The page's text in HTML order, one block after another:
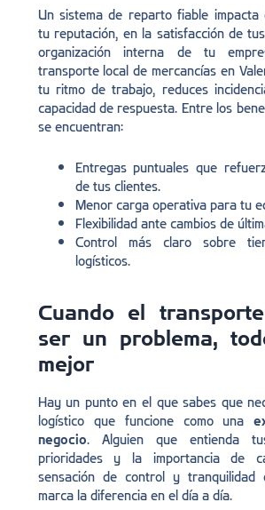
Un sistema de reparto fiable
tu reputación, en la satisfacción de
organización interna de tu
transporte local de mercancías en
tu ritmo de trabajo, reduces
capacidad de respuesta. Entre los
se encuentran:
Entregas puntuales que
de tus clientes.
Menor carga operativa para tu
Flexibilidad ante cambios de
Control más claro sobre
logísticos.
Cuando el
ser un problema,
mejor
Hay un punto en el que sabes que
logístico que funcione como una
negocio. Alguien que entienda
prioridades y la importancia de
sensación de control y
marca la diferencia en el día a día.